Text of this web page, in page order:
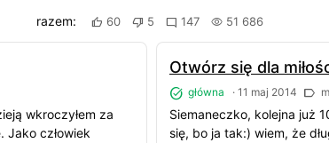
razem: 60 5 147 51 686
wkroczyłem za
Jako człowiek
Otwórz się dla
główna · 11 maj 2014
Siemaneczko, kolejna już
się, bo ja tak:) wiem, że